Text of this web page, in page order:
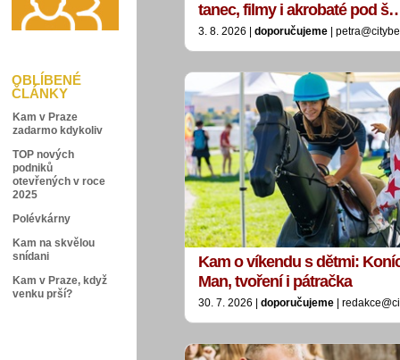
OBLÍBENÉ
ČLÁNKY
Kam v Praze
zadarmo kdykoliv
TOP nových
podniků
otevřených v roce
2025
Polévkárny
Kam na skvělou
snídani
Kam v Praze, když
venku prší?
tanec, filmy i akrobaté pod
3. 8. 2026 | doporučujeme |
Kam o víkendu s dětmi:
Man, tvoření i pátračka
30. 7. 2026 | doporučujeme |